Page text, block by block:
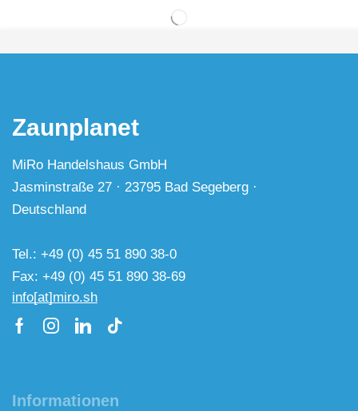
Zaunplanet
MiRo Handelshaus GmbH
Jasminstraße 27 · 23795 Bad Segeberg ·
Deutschland
Tel.: +49 (0) 45 51 890 38-0
Fax: +49 (0) 45 51 890 38-69
info[at]miro.sh
Informationen